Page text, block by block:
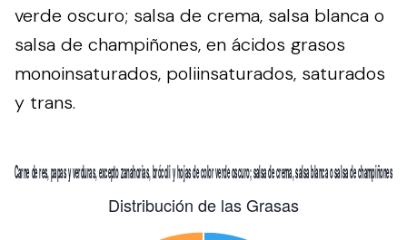
verde oscuro; salsa de crema, salsa blanca o
salsa de champiñones, en ácidos grasos
monoinsaturados, poliinsaturados, saturados
y trans.